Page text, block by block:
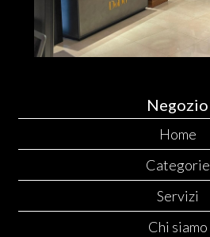
Negozio
Home
Categorie
Servizi
Chi siamo